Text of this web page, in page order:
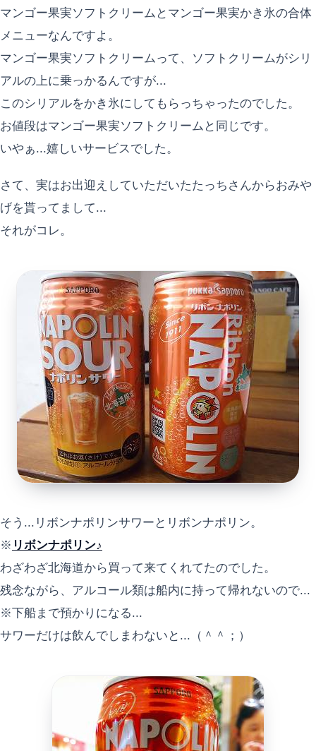
マンゴー果実ソフトクリームとマンゴー果実かき氷の合体
メニューなんですよ。
マンゴー果実ソフトクリームって、ソフトクリームがシリ
アルの上に乗っかるんですが...
このシリアルをかき氷にしてもらっちゃったのでした。
お値段はマンゴー果実ソフトクリームと同じです。
いやぁ...嬉しいサービスでした。
さて、実はお出迎えしていただいたたっちさんからおみや
げを貰ってまして...
それがコレ。
そう...リボンナポリンサワーとリボンナポリン。
※ リボンナポリン♪
わざわざ北海道から買って来てくれてたのでした。
残念ながら、アルコール類は船内に持って帰れないので...
※下船まで預かりになる...
サワーだけは飲んでしまわないと...（＾＾；）